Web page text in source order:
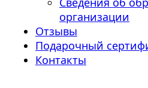
организации
Отзывы
Подарочный
Контакты